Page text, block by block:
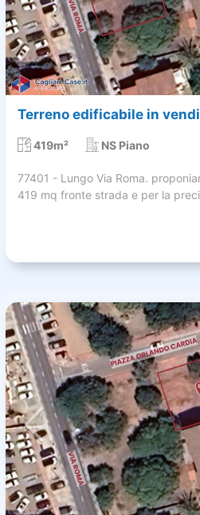
Terreno edificabile in
419m² NS Piano
77401 - Lungo Via Roma.
419 mq fronte strada e per la